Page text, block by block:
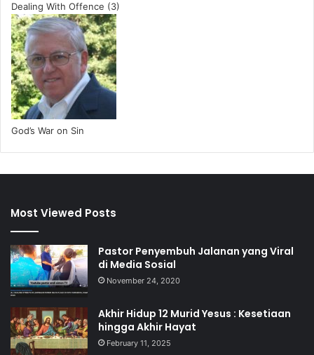
Dealing With Offence (3)
God’s War on Sin
Most Viewed Posts
Pastor Penyembuh Jalanan yang Viral
di Media Sosial
November 24, 2020
Akhir Hidup 12 Murid Yesus : Kesetiaan
hingga Akhir Hayat
February 11, 2025